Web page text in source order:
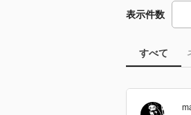
表示件数
すべて